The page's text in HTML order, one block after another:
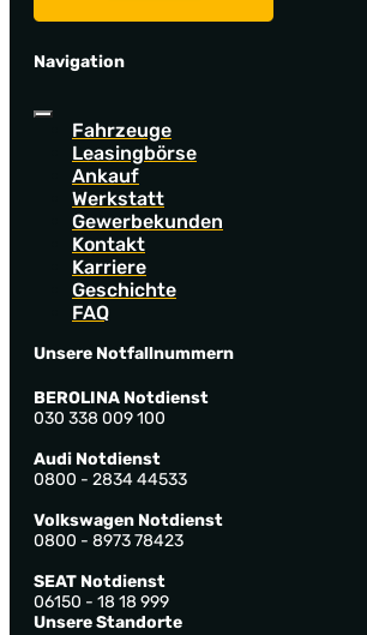
Navigation
Fahrzeuge
Leasingbörse
Ankauf
Werkstatt
Gewerbekunden
Kontakt
Karriere
Geschichte
FAQ
Unsere Notfallnummern
BEROLINA Notdienst
030 338 009 100
Audi Notdienst
0800 - 2834 44533
Volkswagen Notdienst
0800 - 8973 78423
SEAT Notdienst
06150 - 18 18 999
Unsere Standorte